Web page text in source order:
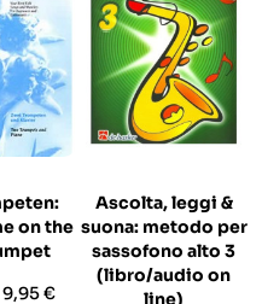
on the
Prezzo
9,95 €
Ascolta, leggi &
suona: metodo per
sassofono alto 3
(libro/audio on
line)